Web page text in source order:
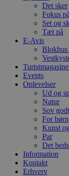
Det sker
Fokus på
Set og
Tæt på
E-Avis
Events
Oplevelser
Ud og
Natur
Sov godt
For børn
Kunst
Par
Det
Information
Kontakt
Erhverv